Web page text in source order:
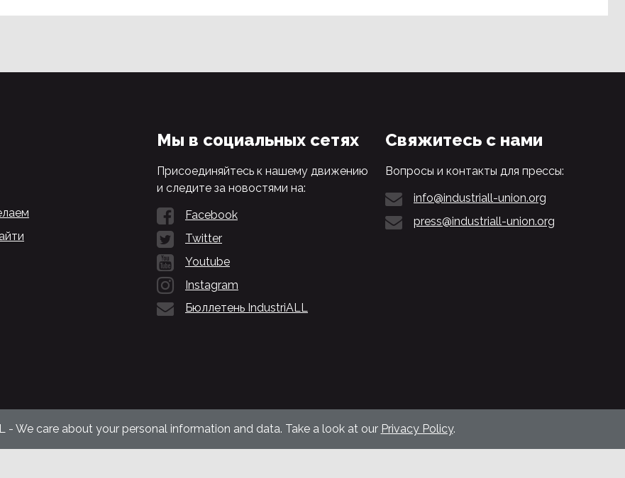
Мы в социальных сетях
Присоединяйтесь к нашему движению
и следите за новостями на:
Facebook
Twitter
Youtube
Instagram
Бюллетень IndustriALL
Свяжитесь с нами
Вопросы и контакты для прессы:
info@industriall-union.org
press@industriall-union.org
- We care about your personal information and data. Take a look at our Privacy Policy.